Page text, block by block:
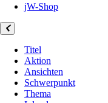
jW-Shop
Titel
Aktion
Ansichten
Schwerpunkt
Thema